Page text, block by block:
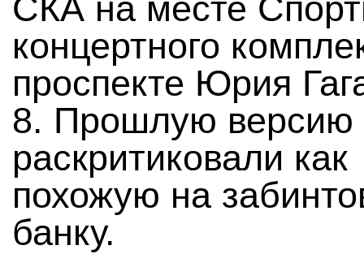
СКА на месте
концертного
проспекте Юрия
8. Прошлую версию
раскритиковали как
похожую на
банку.